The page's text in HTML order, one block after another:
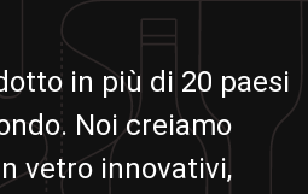
in più di 20 paesi
Noi creiamo
vetro innovativi,